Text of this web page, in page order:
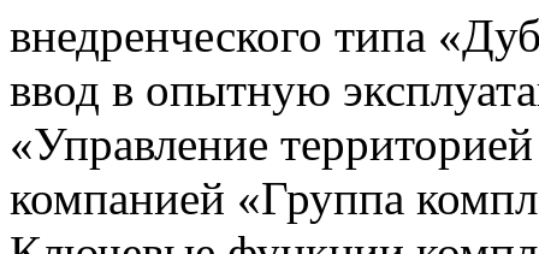
внедренческого типа
ввод в опытную
«Управление
компанией «Группа